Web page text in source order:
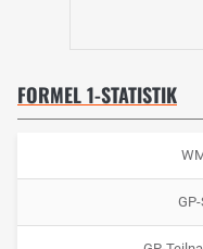
FORMEL 1-STATISTIK